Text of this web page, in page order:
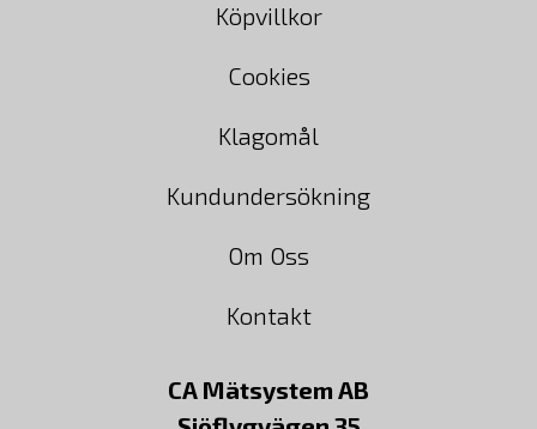
Köpvillkor
Cookies
Klagomål
Kundundersökning
Om Oss
Kontakt
CA Mätsystem AB